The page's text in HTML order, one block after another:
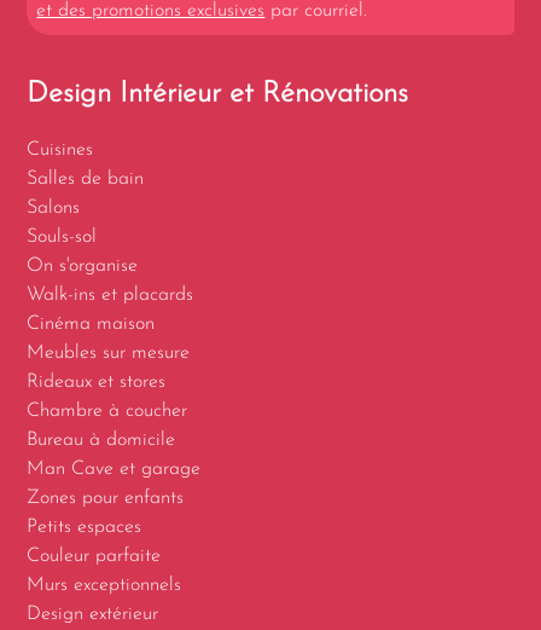
et des promotions exclusives par courriel.
Design Intérieur et Rénovations
Cuisines
Salles de bain
Salons
Souls-sol
On s'organise
Walk-ins et placards
Cinéma maison
Meubles sur mesure
Rideaux et stores
Chambre à coucher
Bureau à domicile
Man Cave et garage
Zones pour enfants
Petits espaces
Couleur parfaite
Murs exceptionnels
Design extérieur